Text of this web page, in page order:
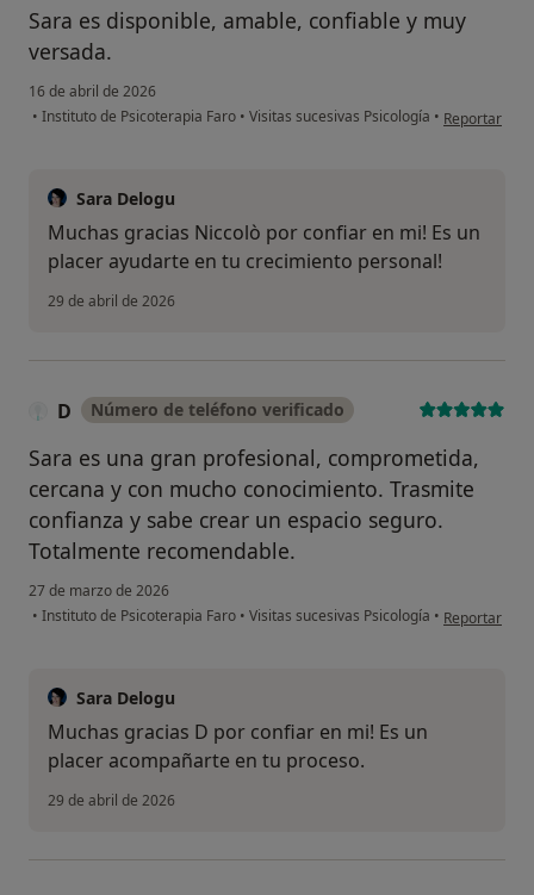
Sara es disponible, amable, confiable y muy
versada.
16 de abril de 2026
• Instituto de Psicoterapia Faro • Visitas sucesivas Psicología • en opinión
Reportar
Sara Delogu
Muchas gracias Niccolò por confiar en mi! Es un
placer ayudarte en tu crecimiento personal!
29 de abril de 2026
D Número de teléfono verificado
Sara es una gran profesional, comprometida,
cercana y con mucho conocimiento. Trasmite
confianza y sabe crear un espacio seguro.
Totalmente recomendable.
27 de marzo de 2026
• Instituto de Psicoterapia Faro • Visitas sucesivas Psicología • en opinión
Reportar
Sara Delogu
Muchas gracias D por confiar en mi! Es un
placer acompañarte en tu proceso.
29 de abril de 2026